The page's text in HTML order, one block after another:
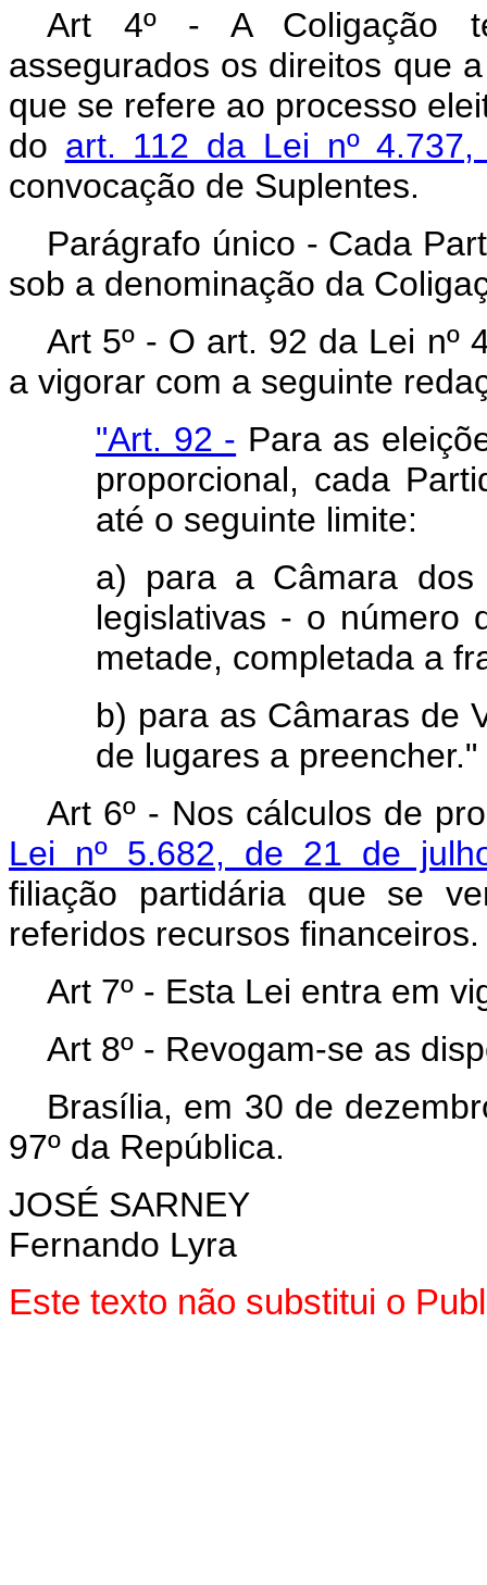
Art 4º - A Coligação
assegurados os direitos que
que se refere ao processo
do art. 112 da Lei nº
convocação de Suplentes.
Parágrafo único - Cada
sob a denominação da
Art 5º - O art. 92 da Lei nº
a vigorar com a seguinte
"Art. 92 - Para as
proporcional, cada
até o seguinte limite:
a) para a Câmara dos
legislativas - o número
metade, completada a
b) para as Câmaras de
de lugares a preencher."
Art 6º - Nos cálculos de
Lei nº 5.682, de 21 de
filiação partidária que se
referidos recursos financeiros.
Art 7º - Esta Lei entra em
Art 8º - Revogam-se as
Brasília, em 30 de
97º da República.
JOSÉ SARNEY
Fernando Lyra
Este texto não substitui o